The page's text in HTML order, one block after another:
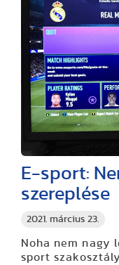
2021. március 23.
E-sport:
szereplése
Noha nem nagy
sport